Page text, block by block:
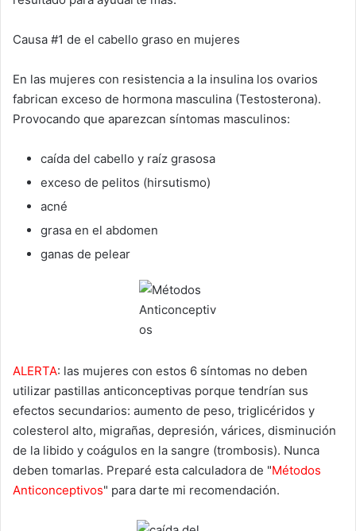
Causa #1 de el cabello graso en mujeres
En las mujeres con resistencia a la insulina los ovarios
fabrican exceso de hormona masculina (Testosterona).
Provocando que aparezcan síntomas masculinos:
caída del cabello y raíz grasosa
exceso de pelitos (hirsutismo)
acné
grasa en el abdomen
ganas de pelear
ALERTA: las mujeres con estos 6 síntomas no deben
utilizar pastillas anticonceptivas porque tendrían sus
efectos secundarios: aumento de peso, triglicéridos y
colesterol alto, migrañas, depresión, várices, disminución
de la libido y coágulos en la sangre (trombosis). Nunca
deben tomarlas. Preparé esta calculadora de "Métodos
Anticonceptivos" para darte mi recomendación.